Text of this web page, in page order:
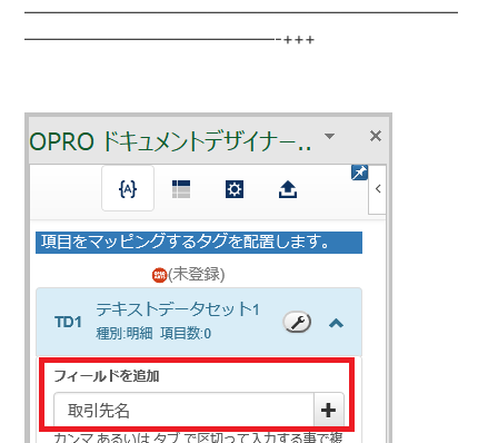
——————————————————————————
———————————————-+++